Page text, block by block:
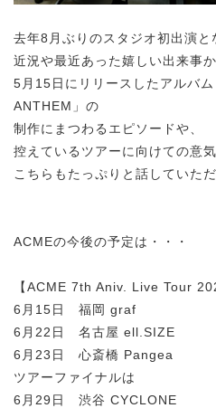
去年8月ぶりのスタジオ初出演と
近況や最近あった嬉しい出来事か
5月15日にリリースしたアルバム
ANTHEM」の
制作にまつわるエピソードや、
控えているツアーに向けての意気
こちらもたっぷりと話していただ
ACMEの今後の予定は・・・
【ACME 7th Aniv. Live Tour
6月15日 福岡 graf
6月22日 名古屋 ell.SIZE
6月23日 心斎橋 Pangea
ツアーファイナルは
6月29日 渋谷 CYCLONE